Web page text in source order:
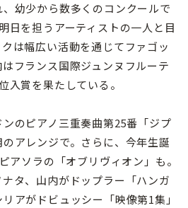
幼少から数多くのコンクールで
日を担うアーティストの一人と目
は幅広い活動を通じてファゴッ
フランス国際ジュンヌフルーテ
入賞を果たしている。
のピアノ三重奏曲第25番「ジプ
アレンジで。さらに、今年生誕
アソラの「オブリヴィオン」も。
タ、山内がドップラー「ハンガ
アがドビュッシー「映像第1集」